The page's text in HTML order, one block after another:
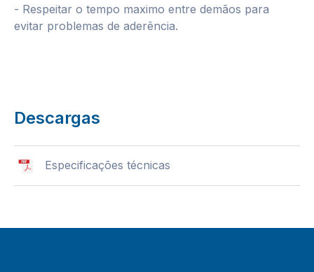
- Respeitar o tempo maximo entre demãos para
evitar problemas de aderência.
Descargas
Especificações técnicas